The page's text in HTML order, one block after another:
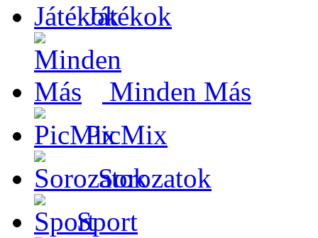
Játékok
Minden Más
PicMix
Sorozatok
Sport